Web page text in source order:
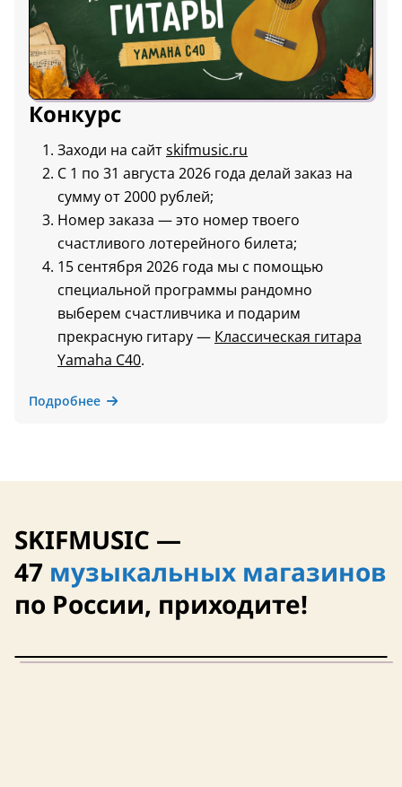
Конкурс
Заходи на сайтskifmusic.ru
С 1 по 31 августа 2026 года делай заказ на
сумму от 2000 рублей;
Номер заказа — это номер твоего
счастливого лотерейного билета;
15 сентября 2026 года мы с помощью
специальной программы рандомно
выберем счастливчика и подарим
прекрасную гитару — Классическая гитара
Yamaha C40.
Подробнее
SKIFMUSIC —
47 музыкальных магазинов
по России, приходите!